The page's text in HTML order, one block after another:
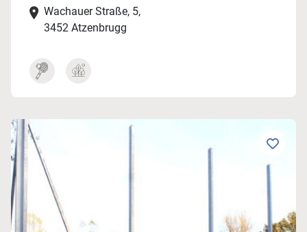
Wachauer Straße, 5,
3452 Atzenbrugg